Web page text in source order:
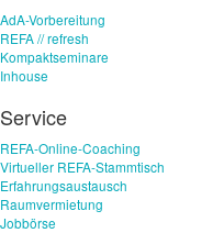
AdA-Vorbereitung
REFA // refresh
Kompaktseminare
Inhouse
Service
REFA-Online-Coaching
Virtueller REFA-Stammtisch
Erfahrungsaustausch
Raumvermietung
Jobbörse